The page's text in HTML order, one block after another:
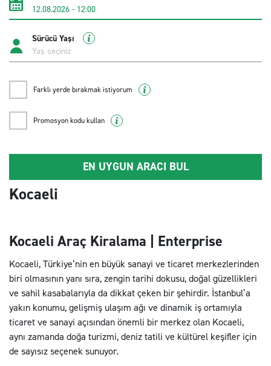
12.08.2026 - 12:00
Sürücü Yaşı
Farklı yerde bırakmak istiyorum
Promosyon kodu kullan
EN UYGUN ARACI BUL
Kocaeli
Kocaeli Araç Kiralama | Enterprise
Kocaeli, Türkiye’nin en büyük sanayi ve ticaret merkezlerinden
biri olmasının yanı sıra, zengin tarihi dokusu, doğal güzellikleri
ve sahil kasabalarıyla da dikkat çeken bir şehirdir. İstanbul’a
yakın konumu, gelişmiş ulaşım ağı ve dinamik iş ortamıyla
ticaret ve sanayi açısından önemli bir merkez olan Kocaeli,
aynı zamanda doğa turizmi, deniz tatili ve kültürel keşifler için
de sayısız seçenek sunuyor.